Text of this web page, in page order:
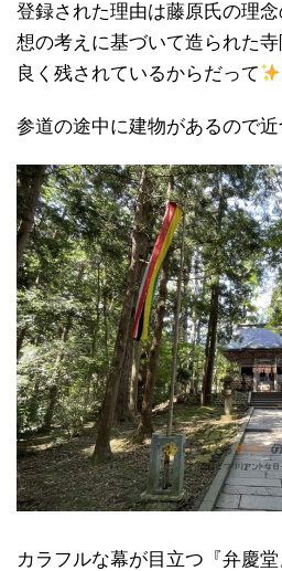
登録された理由は藤原氏の理
想の考えに基づいて造られた
良く残されているからだって
参道の途中に建物があるので
カラフルな幕が目立つ『弁慶